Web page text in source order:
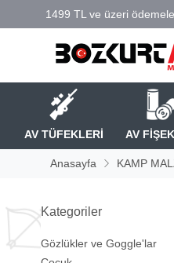
AV TÜFEKLERİ AV
Anasayfa KAMP
Kategoriler
Gözlükler ve Goggle'lar